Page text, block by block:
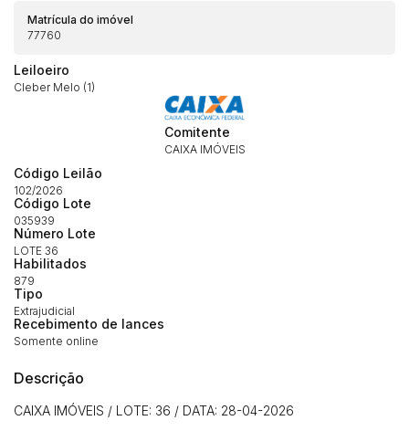
Matrícula do imóvel
77760
Leiloeiro
Cleber Melo (1)
Comitente
CAIXA IMÓVEIS
Código Leilão
102/2026
Código Lote
035939
Número Lote
LOTE 36
Habilitados
879
Tipo
Extrajudicial
Recebimento de lances
Somente online
Descrição
CAIXA IMÓVEIS / LOTE: 36 / DATA: 28-04-2026
Envie sua Proposta
(Art. 895, CPC)
Histórico de Propostas
14/04/2025 18:43:11
Clique aqui para fazer login
Habilite-se para efetuar lances ou
propostas